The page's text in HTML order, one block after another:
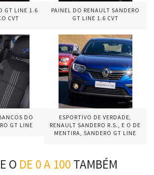
GT LINE 1.6
CVT
PAINEL DO RENAULT SANDERO
GT LINE 1.6 CVT
DO
GT LINE
ESPORTIVO DE VERDADE,
RENAULT SANDERO R.S., E O DE
MENTIRA, SANDERO GT LINE
O DE 0 A 100TAMBÉM